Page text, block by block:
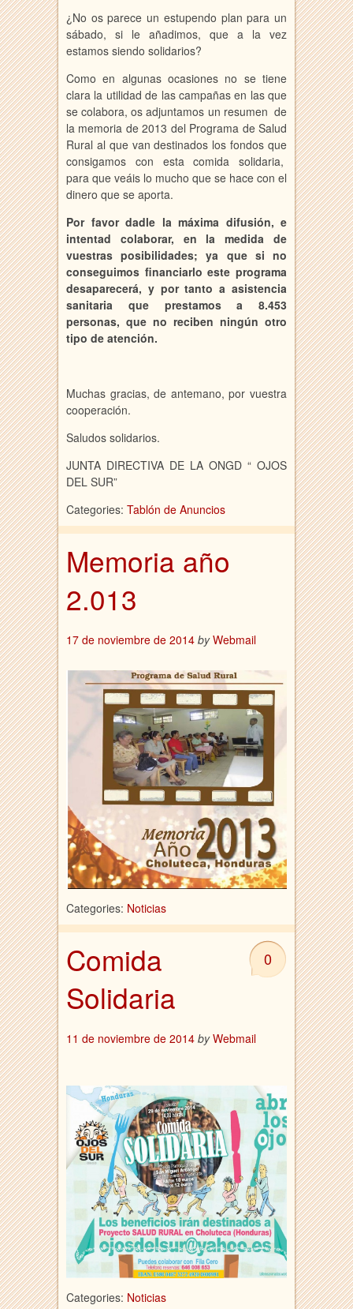
¿No os parece un estupendo plan para un
sábado, si le añadimos, que a la vez
estamos siendo solidarios?
Como en algunas ocasiones no se tiene
clara la utilidad de las campañas en las que
se colabora, os adjuntamos un resumen de
la memoria de 2013 del Programa de Salud
Rural al que van destinados los fondos que
consigamos con esta comida solidaria,
para que veáis lo mucho que se hace con el
dinero que se aporta.
Por favor dadle la máxima difusión, e
intentad colaborar, en la medida de
vuestras posibilidades; ya que si no
conseguimos financiarlo este programa
desaparecerá, y por tanto a asistencia
sanitaria que prestamos a 8.453
personas, que no reciben ningún otro
tipo de atención.
Muchas gracias, de antemano, por vuestra
cooperación.
Saludos solidarios.
JUNTA DIRECTIVA DE LA ONGD “ OJOS
DEL SUR”
Categories: Tablón de Anuncios
Memoria año
2.013
17 de noviembre de 2014 by Webmail
Categories: Noticias
0
Comida
Solidaria
11 de noviembre de 2014 by Webmail
Categories: Noticias